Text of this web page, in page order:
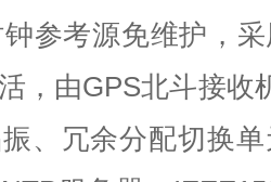
参考源免维护，
，由GPS北斗接收
、冗余分配切换